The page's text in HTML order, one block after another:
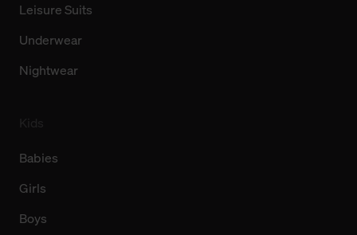
Leisure Suits
Underwear
Nightwear
Babies
Girls
Boys